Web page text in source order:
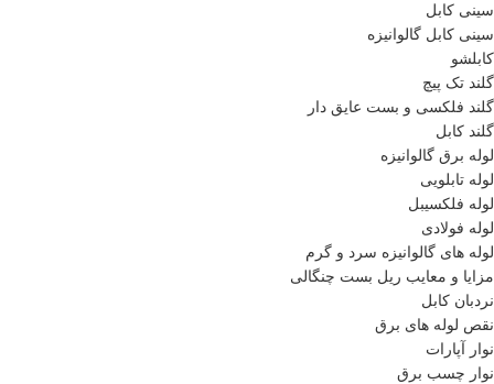
سینی کابل
سینی کابل گالوانیزه
کابلشو
گلند تک پیچ
گلند فلكسی و بست عایق دار
گلند کابل
لوله برق گالوانیزه
لوله تابلویی
لوله فلکسیبل
لوله فولادی
لوله های گالوانیزه سرد و گرم
مزایا و معایب ریل بست چنگالی
نردبان کابل
نقص لوله های برق
نوار آپارات
نوار چسب برق